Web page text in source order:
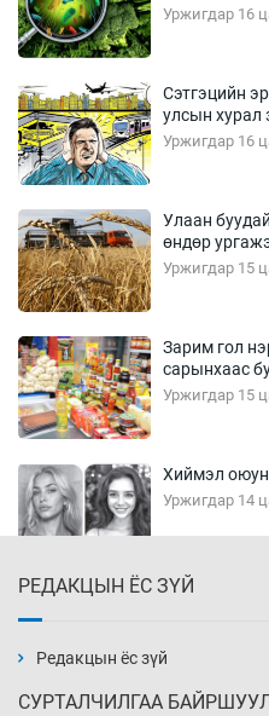
Уржигдар 16
Сэтгэцийн
улсын хурал
Уржигдар 16
Улаан
өндөр
Уржигдар 15
Зарим гол
сарынхаас
Уржигдар 15
Хиймэл оюун
Уржигдар 14
Уржигдар 14
РЕДАКЦЫН ЁС ЗҮЙ
Редакцын ёс зүй
СУРТАЛЧИЛГАА